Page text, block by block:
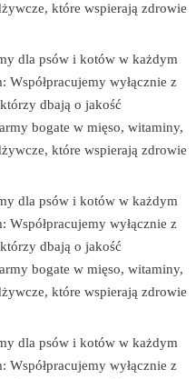
które wspierają zdrowie
dla psów i kotów w każdym
wyłącznie z
dbają o jakość
bogate w mięso, witaminy,
które wspierają zdrowie
dla psów i kotów w każdym
wyłącznie z
dbają o jakość
bogate w mięso, witaminy,
które wspierają zdrowie
dla psów i kotów w każdym
wyłącznie z